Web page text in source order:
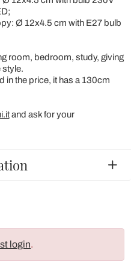
Ø 12x4.5 cm with E27 bulb
room, bedroom, study, giving
style.
in the price, it has a 130cm
and ask for your
login.